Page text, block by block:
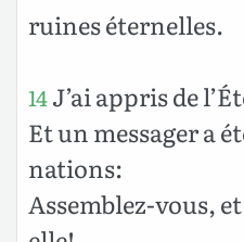
ruines éternelles.
14J’ai appris de
Et un messager a
nations:
Assemblez-vous,